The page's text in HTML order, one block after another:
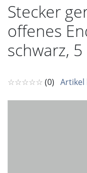
Stecker
offenes
schwarz, 5
☆☆☆☆☆ (0) Artikel